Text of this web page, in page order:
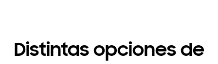
Distintas opciones de